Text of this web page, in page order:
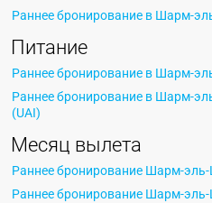
Раннее бронирование в Шарм-
Питание
Раннее бронирование в Шарм-
Раннее бронирование в Шарм-
(UAI)
Месяц вылета
Раннее бронирование Шарм-
Раннее бронирование Шарм-эль-